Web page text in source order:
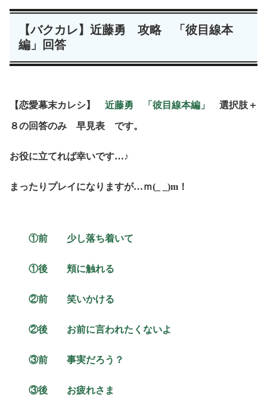
【バクカレ】近藤勇 攻略 「彼目線本
編」回答
【恋愛幕末カレシ】 近藤勇 「彼目線本編」 選択肢＋
８の回答のみ 早見表 です。
お役に立てれば幸いです…♪
まったりプレイになりますが…ｍ(_ _)m！
①前 少し落ち着いて
①後 頬に触れる
②前 笑いかける
②後 お前に言われたくないよ
③前 事実だろう？
③後 お疲れさま